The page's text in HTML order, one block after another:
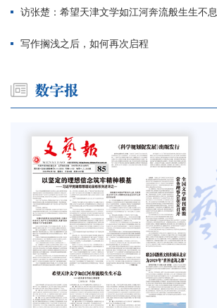
访张楚：希望天津文学如江河奔流般生生不息
写作搁浅之后，如何再次启程